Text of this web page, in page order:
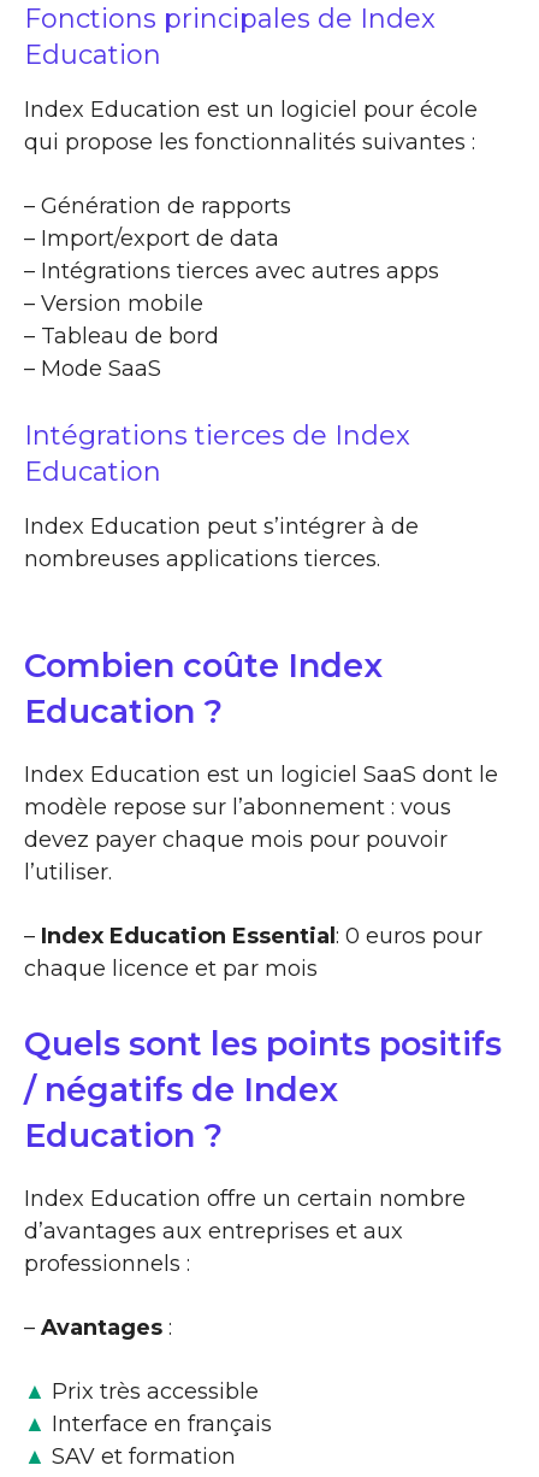
Fonctions principales de Index
Education
Index Education est un logiciel pour école
qui propose les fonctionnalités suivantes :
– Génération de rapports
– Import/export de data
– Intégrations tierces avec autres apps
– Version mobile
– Tableau de bord
– Mode SaaS
Intégrations tierces de Index
Education
Index Education peut s’intégrer à de
nombreuses applications tierces.
Combien coûte Index
Education ?
Index Education est un logiciel SaaS dont le
modèle repose sur l’abonnement : vous
devez payer chaque mois pour pouvoir
l’utiliser.
– Index Education Essential: 0 euros pour
chaque licence et par mois
Quels sont les points positifs
/ négatifs de Index
Education ?
Index Education offre un certain nombre
d’avantages aux entreprises et aux
professionnels :
– Avantages :
▲ Prix très accessible
▲ Interface en français
▲ SAV et formation